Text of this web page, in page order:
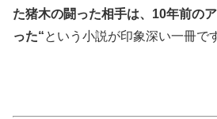
た猪木の闘った相手は、10年前の
った“という小説が印象深い一冊で